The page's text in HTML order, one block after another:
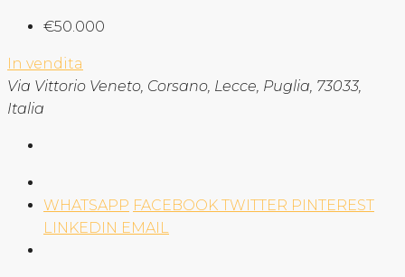
€50.000
In vendita
Via Vittorio Veneto, Corsano, Lecce, Puglia, 73033,
Italia
WHATSAPP FACEBOOK TWITTER PINTEREST
LINKEDIN EMAIL